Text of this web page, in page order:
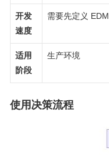
开发
速度
需要先定义 EDM
适用
阶段
生产环境
使用决策流程